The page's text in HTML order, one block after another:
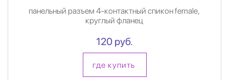
панельный разъем 4-контактный спикон female,
круглый фланец
120 руб.
где купить